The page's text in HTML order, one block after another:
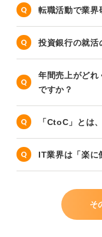
転職活動で業界
投資銀行の就活
年間売上がどれ
ですか？
「CtoC」とは
IT業界は「楽に
そ